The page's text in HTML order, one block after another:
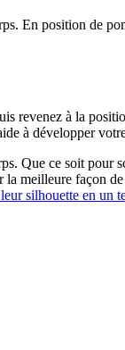
En position de
revenez à la
à développer
Que ce soit pour
meilleure façon
silhouette en un